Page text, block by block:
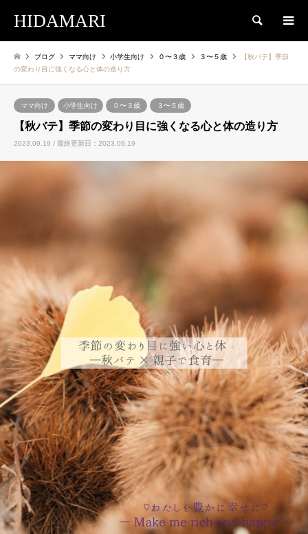
HIDAMARI 検索
ブログ ママ向け 小学生向け ０〜３歳 ３〜５歳
【秋バテ】季節
の変わり目に強くなる心と体の造り方
ママ向け 小学生向け ０〜３歳 ３〜５歳
【秋バテ】季節の変わり目に強くなる心と体の造り方
2023.09.19 / 最終更新日：2023.09.19